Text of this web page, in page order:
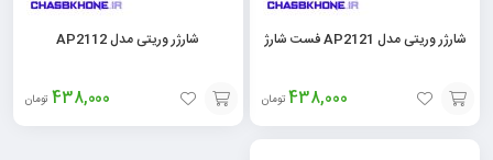
شارژر وریتی مدل AP2121 فست شارژ
438,000 تومان
افزودن
شارژر وریتی مدل AP2112
438,000 تومان
افزودن